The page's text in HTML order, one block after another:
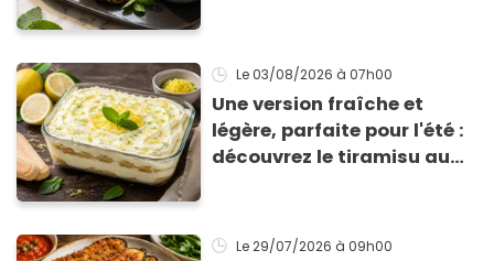
Le 03/08/2026 à 07h00
Une version fraîche et
légère, parfaite pour l'été :
découvrez le tiramisu au
Le 29/07/2026 à 09h00